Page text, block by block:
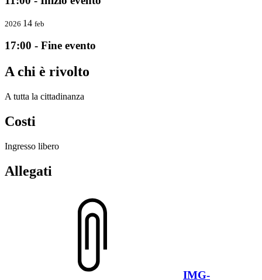
2026 14 feb
17:00 - Fine evento
A chi è rivolto
A tutta la cittadinanza
Costi
Ingresso libero
Allegati
IMG-